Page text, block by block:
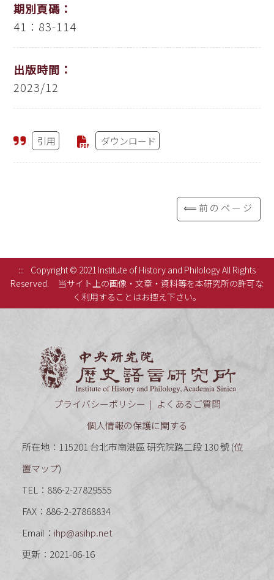
期別頁碼：
41：83-114
出版時間：
2023/12
引用 ダウンロード
⟸前のページ
:::
Copyright © 2021 Institute of History and Philology All Rights
Reserved.
当サイト上の画像・文章・資料等を本研究所の許可な
く利用することはお控え下さい。
プライバシーポリシー
よくあるご質問
個人情報の保護に関する
所在地：115201 台北市南港區 研究院路二段 130 號 (位
置マップ)
TEL：886-2-27829555
FAX：886-2-27868834
Email： ihp@asihp.net
更新：2021-06-16